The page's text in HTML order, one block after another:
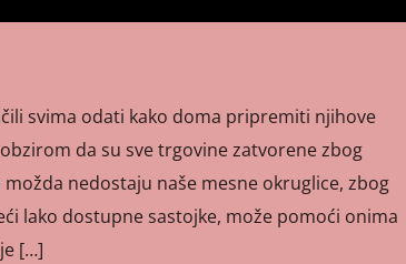
svima odati kako doma pripremiti njihove
da su sve trgovine zatvorene zbog
nedostaju naše mesne okruglice, zbog
lako dostupne sastojke, može pomoći onima
[…]